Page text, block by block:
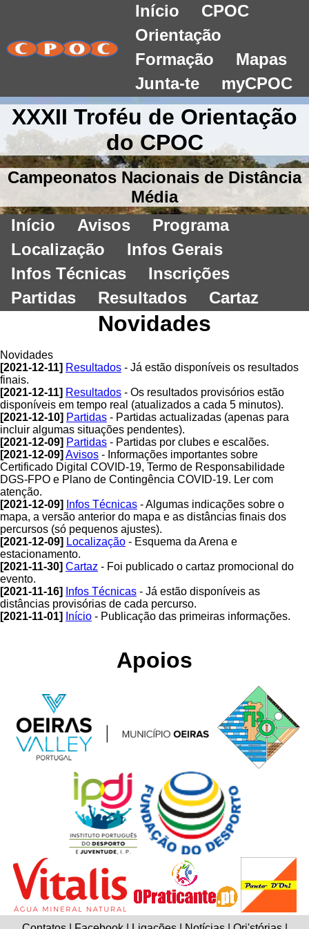
Início
CPOC
Orientação
Formação
Mapas
Junta-te
myCPOC
XXXII Troféu de Orientação
do CPOC
Campeonatos Nacionais de Distância
Média
Início
Avisos
Programa
Localização
Infos Gerais
Infos Técnicas
Inscrições
Partidas
Resultados Cartaz
Novidades
Novidades
[2021-12-11] Resultados - Já estão disponíveis os resultados
finais.
[2021-12-11] Resultados - Os resultados provisórios estão
disponíveis em tempo real (atualizados a cada 5 minutos).
[2021-12-10] Partidas - Partidas actualizadas (apenas para
incluir algumas situações pendentes).
[2021-12-09] Partidas - Partidas por clubes e escalões.
[2021-12-09] Avisos - Informações importantes sobre
Certificado Digital COVID-19, Termo de Responsabilidade
DGS-FPO e Plano de Contingência COVID-19. Ler com
atenção.
[2021-12-09]
Infos Técnicas - Algumas indicações sobre o
mapa, a versão anterior do mapa e as distâncias finais dos
percursos (só pequenos ajustes).
[2021-12-09] Localização - Esquema da Arena e
estacionamento.
[2021-11-30] Cartaz - Foi publicado o cartaz promocional do
evento.
[2021-11-16]
Infos Técnicas - Já estão disponíveis as
distâncias provisórias de cada percurso.
[2021-11-01]
Início - Publicação das primeiras informações.
Apoios